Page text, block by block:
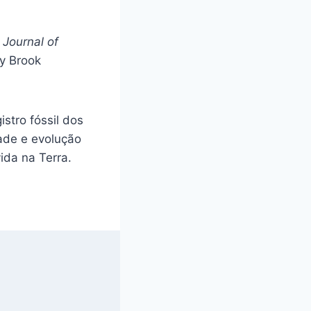
Journal of
Brook
fóssil dos
e evolução
na Terra.